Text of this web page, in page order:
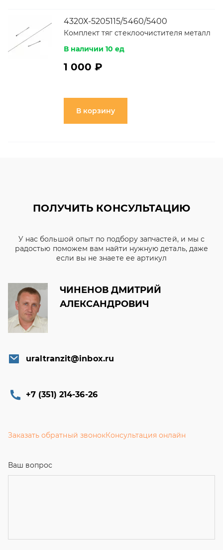
4320Х-5205115/5460/5400
Комплект тяг стеклоочистителя металл
В наличии 10 ед
1 000 ₽
В корзину
ПОЛУЧИТЬ КОНСУЛЬТАЦИЮ
У нас большой опыт по подбору запчастей, и мы с
радостью поможем вам найти нужную деталь, даже
если вы не знаете ее артикул
ЧИНЕНОВ ДМИТРИЙ
АЛЕКСАНДРОВИЧ
uraltranzit@inbox.ru
+7 (351) 214-36-26
Заказать обратный звонокКонсультация онлайн
Ваш вопрос